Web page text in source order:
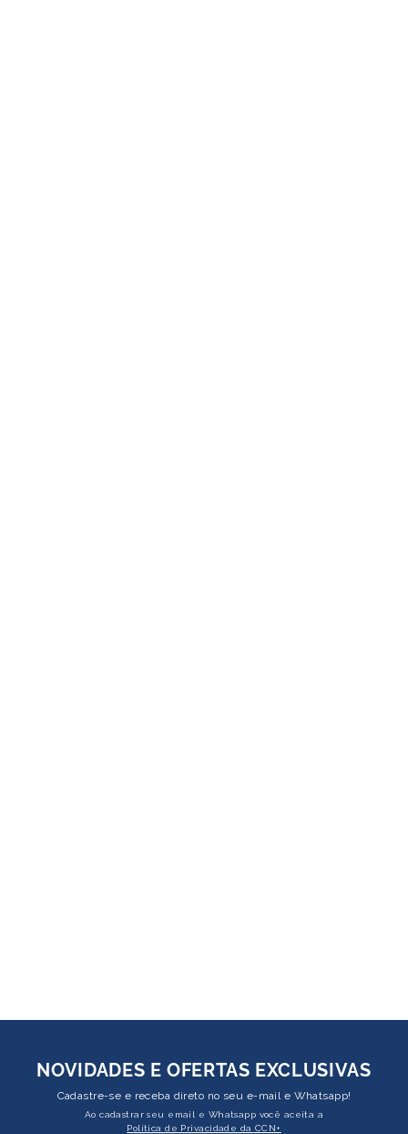
NOVIDADES E OFERTAS EXCLUSIVAS
Cadastre-se e receba direto no seu e-mail e Whatsapp!
Ao cadastrar seu email e Whatsapp você aceita a
Política de Privacidade da CCN+